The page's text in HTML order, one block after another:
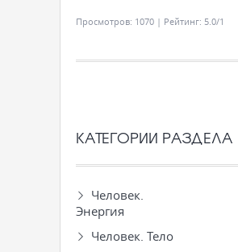
Просмотров: 1070 | Рейтинг: 5.0/1
КАТЕГОРИИ РАЗДЕЛА
Человек.
Энергия
Человек. Тело